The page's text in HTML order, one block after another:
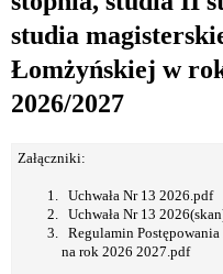
studia
Łomżyńskiej w
2026/2027
Załączniki:
Uchwała Nr 13 2026.pdf
Uchwała Nr 13
Regulamin
na rok 2026 2027.pdf